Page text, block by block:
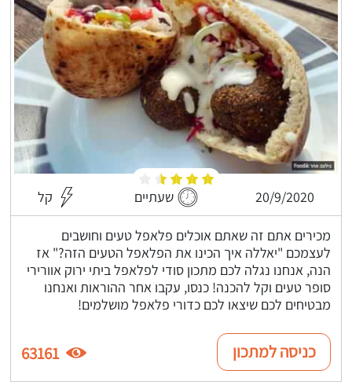
20/9/2020 שעתיים קל
מכירים אתם זה שאתם אוכלים פלאפל טעים וחושבים
לעצמכם "יאללה איך הכינו את הפלאפל הטעים הזה?" אז
הנה, אנחנו נגלה לכם מתכון סודי לפלאפל ביתי ירוק אוורירי
סופר טעים וקל להכנה! כנסו, עקבו אחר ההוראות ואנחנו
מבטיחים לכם שיצאו לכם כדורי פלאפל מושלמים!
כניסה למתכון 63161